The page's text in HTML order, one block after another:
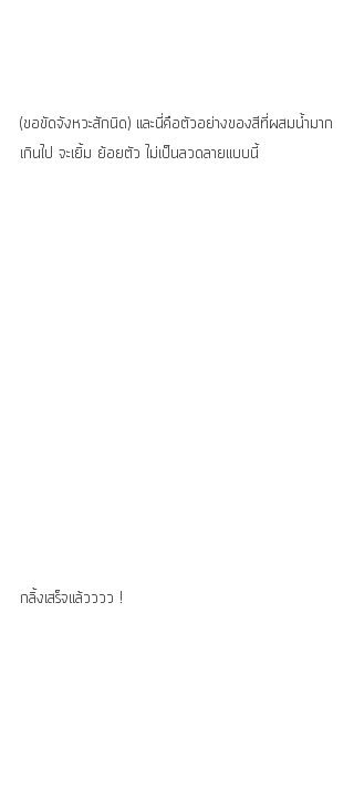
(ขอขัดจังหวะสักนิด) และนี่คือตัวอย่างของสีที่ผสมน้ำมาก
เกินไป จะเยิ้ม ย้อยตัว ไม่เป็นลวดลายแบบนี้
กลิ้งเสร็จแล้วววว !